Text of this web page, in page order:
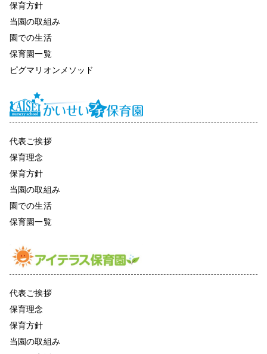
保育方針
当園の取組み
園での生活
保育園一覧
ピグマリオンメソッド
代表ご挨拶
保育理念
保育方針
当園の取組み
園での生活
保育園一覧
代表ご挨拶
保育理念
保育方針
当園の取組み